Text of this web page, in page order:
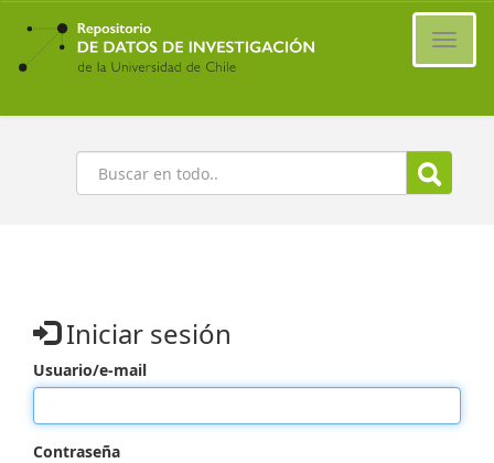
Ir
contenido
principal
Buscar
Iniciar sesión
Usuario/e-mail
Contraseña